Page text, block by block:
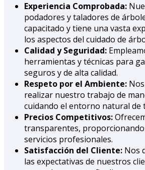
Experiencia Comprobada:
podadores y taladores de
capacitado y tiene una vasta
los aspectos del cuidado de
Calidad y Seguridad:
herramientas y técnicas para
seguros y de alta calidad.
Respeto por el Ambiente:
realizar nuestro trabajo de
cuidando el entorno natural de
Precios Competitivos:
transparentes,
servicios profesionales.
Satisfacción del Cliente: Nos
las expectativas de nuestros